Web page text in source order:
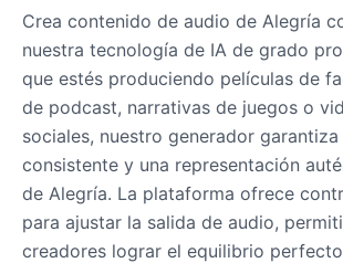
Crea contenido de audio de Alegría
nuestra tecnología de IA de grado
que estés produciendo películas de
de podcast, narrativas de juegos o
sociales, nuestro generador
consistente y una representación
de Alegría. La plataforma ofrece
para ajustar la salida de audio,
creadores lograr el equilibrio